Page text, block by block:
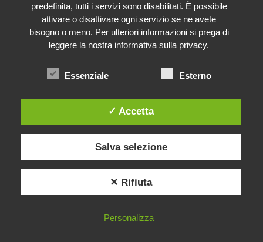
Questo sito utilizza cookie per consentire una navigazione
degli utenti, nonché cookie, di terze parti, per inviarti messaggi
banner, continuando a navigare o accedendo a un qualunque
elemento del sito senza cambiare le impostazioni dei cookie,
acconsenti all'uso dei cookie.
Ok
Se vuoi saperne di più o negare il
consenso a tutti o ad alcuni cookie
clicca qui.
predefinita, tutti i servizi sono disabilitati. È possibile
attivare o disattivare ogni servizio se ne avete
bisogno o meno. Per ulteriori informazioni si prega di
leggere la nostra informativa sulla privacy.
Essenziale Esterno
✓ Accetta
Salva selezione
✕ Rifiuta
Personalizza